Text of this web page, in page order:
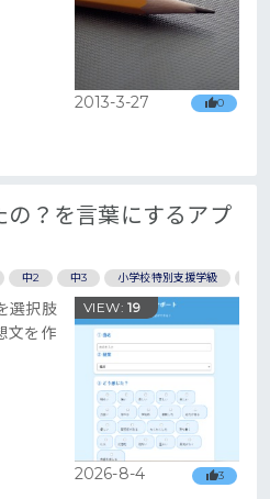
0
2013-3-27
の？を言葉にするアプ
中2 中3 小学校特別支援学級
選択肢
文を作
VIEW:19
3
2026-8-4